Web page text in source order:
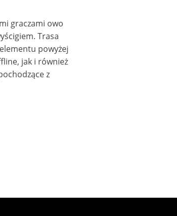
graczami owo
Trasa
powyżej
jak i również
z